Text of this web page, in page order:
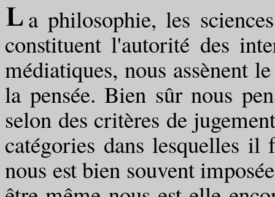
a philosophie, les
constituent l'autorité des
médiatiques, nous assènent
la pensée. Bien sûr nous
selon des critères de
catégories dans lesquelles il
nous est bien souvent